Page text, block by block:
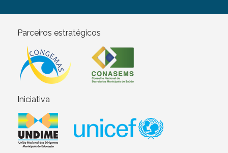
Parceiros estratégicos
Iniciativa